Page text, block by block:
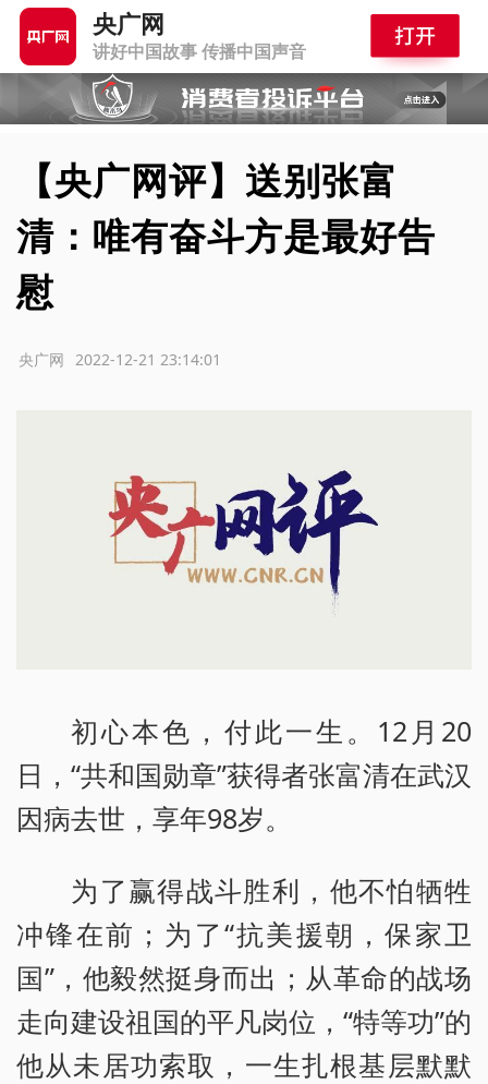
央广网
讲好中国故事 传播中国声音
【央广网评】送别张富
清：唯有奋斗方是最好告
慰
2022-12-21 23:14:01
央广网
初心本色，付此一生。12月20
日，“共和国勋章”获得者张富清在武汉
因病去世，享年98岁。
为了赢得战斗胜利，他不怕牺牲
冲锋在前；为了“抗美援朝，保家卫
国”，他毅然挺身而出；从革命的战场
走向建设祖国的平凡岗位，“特等功”的
他从未居功索取，一生扎根基层默默